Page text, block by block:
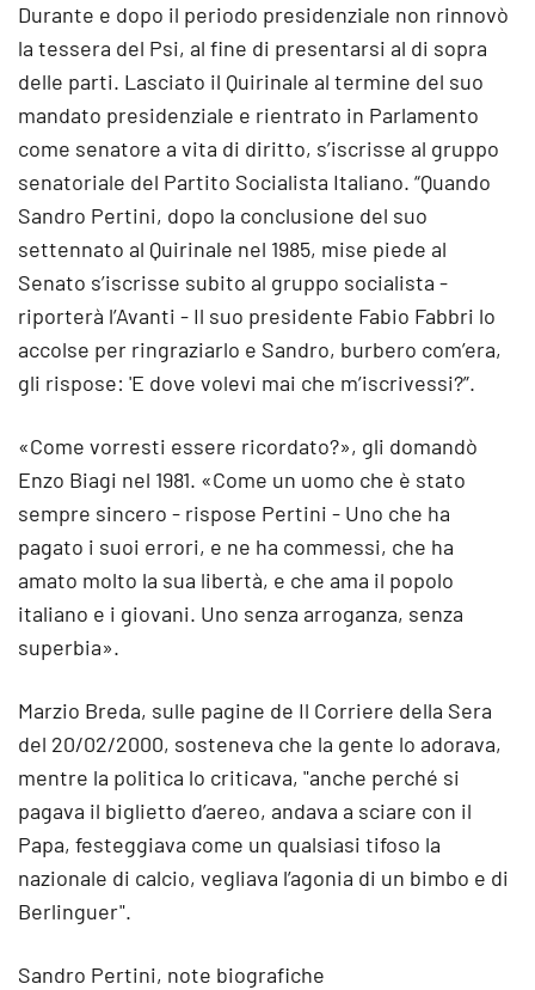
Durante e dopo il periodo presidenziale non rinnovò
la tessera del Psi, al fine di presentarsi al di sopra
delle parti. Lasciato il Quirinale al termine del suo
mandato presidenziale e rientrato in Parlamento
come senatore a vita di diritto, s’iscrisse al gruppo
senatoriale del Partito Socialista Italiano. “Quando
Sandro Pertini, dopo la conclusione del suo
settennato al Quirinale nel 1985, mise piede al
Senato s’iscrisse subito al gruppo socialista -
riporterà l’Avanti - Il suo presidente Fabio Fabbri lo
accolse per ringraziarlo e Sandro, burbero com’era,
gli rispose: 'E dove volevi mai che m’iscrivessi?”.
«Come vorresti essere ricordato?», gli domandò
Enzo Biagi nel 1981. «Come un uomo che è stato
sempre sincero - rispose Pertini - Uno che ha
pagato i suoi errori, e ne ha commessi, che ha
amato molto la sua libertà, e che ama il popolo
italiano e i giovani. Uno senza arroganza, senza
superbia».
Marzio Breda, sulle pagine de Il Corriere della Sera
del 20/02/2000, sosteneva che la gente lo adorava,
mentre la politica lo criticava, "anche perché si
pagava il biglietto d’aereo, andava a sciare con il
Papa, festeggiava come un qualsiasi tifoso la
nazionale di calcio, vegliava l’agonia di un bimbo e di
Berlinguer".
Sandro Pertini, note biografiche